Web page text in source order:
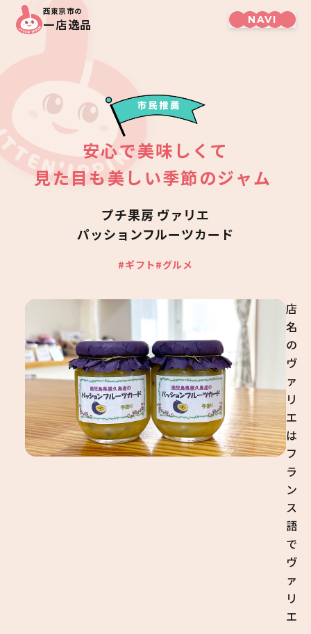
西東京市の
一店逸品
安心で美味しくて
見た目も美しい季節のジャム
プチ果房 ヴァリエ
パッションフルーツカード
#ギフト#グルメ
店
名
の
ヴ
ァ
リ
エ
は
フ
ラ
ン
ス
語
で
ヴ
ァ
リ
エ